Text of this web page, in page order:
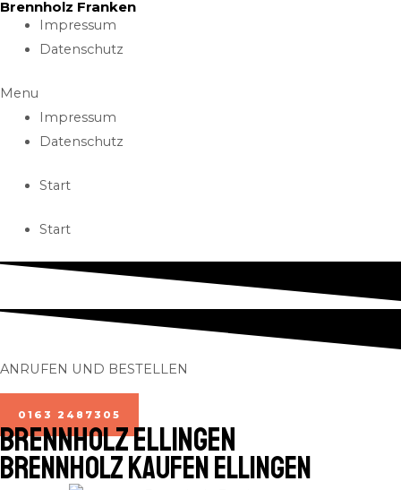
Skip
content
Brennholz Franken
Impressum
Datenschutz
Menu
Impressum
Datenschutz
Start
Start
ANRUFEN UND BESTELLEN
0163 2487305
BRENNHOLZ Ellingen
Brennholz kaufen Ellingen